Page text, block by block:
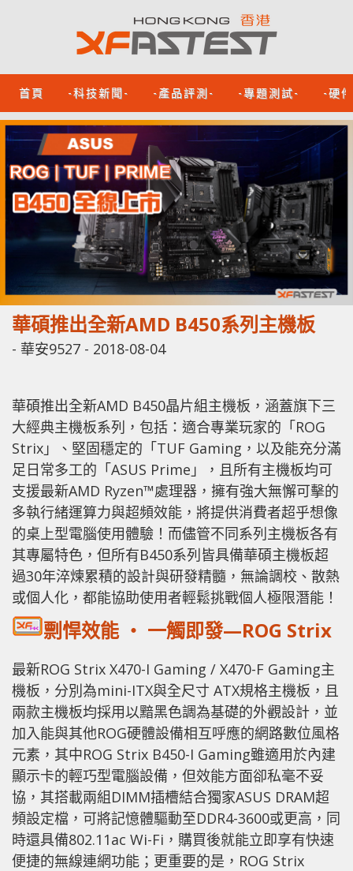
首頁 -科技新聞- -產品評測- -專題測試- -硬
華碩推出全新AMD B450系列主機板
- 華安9527 - 2018-08-04
華碩推出全新AMD B450晶片組主機板，涵蓋旗下三
大經典主機板系列，包括：適合專業玩家的「ROG
Strix」、堅固穩定的「TUF Gaming，以及能充分滿
足日常多工的「ASUS Prime」，且所有主機板均可
支援最新AMD Ryzen™處理器，擁有強大無懈可擊的
多執行緒運算力與超頻效能，將提供消費者超乎想像
的桌上型電腦使用體驗！而儘管不同系列主機板各有
其專屬特色，但所有B450系列皆具備華碩主機板超
過30年淬煉累積的設計與研發精髓，無論調校、散熱
或個人化，都能協助使用者輕鬆挑戰個人極限潛能！
剽悍效能 ‧ 一觸即發—ROG Strix
最新ROG Strix X470-I Gaming / X470-F Gaming主
機板，分別為mini-ITX與全尺寸 ATX規格主機板，且
兩款主機板均採用以黯黑色調為基礎的外觀設計，並
加入能與其他ROG硬體設備相互呼應的網路數位風格
元素，其中ROG Strix B450-I Gaming雖適用於內建
顯示卡的輕巧型電腦設備，但效能方面卻私毫不妥
協，其搭載兩組DIMM插槽結合獨家ASUS DRAM超
頻設定檔，可將記憶體驅動至DDR4-3600或更高，同
時還具備802.11ac Wi-Fi，購買後就能立即享有快速
便捷的無線連網功能；更重要的是，ROG Strix